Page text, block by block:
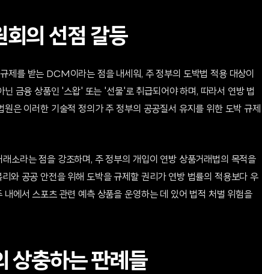
의 선점 갈등
제를 받는 DCM이라는 점을 내세워, 주 정부의 도박법 적용 대상이
금융 상품인 '스왑' 또는 '선물'로 취급되어야 하며, 따라서 연방 법
은 이러한 기술적 정의가 주 정부의 공공질서 유지를 위한 도박 규제
소라는 점을 강조하며, 주 정부의 개입이 연방 상품거래법의 목적을
와 공공 안전을 위해 도박을 규제할 권리가 연방 법률의 적용보다 우
에서 스포츠 관련 예측 상품을 운영하는 데 있어 법적 처벌 위험을
상충하는 판례들